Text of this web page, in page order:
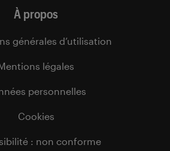
À propos
générales d’utilisation
légales
personnelles
Cookies
: non conforme